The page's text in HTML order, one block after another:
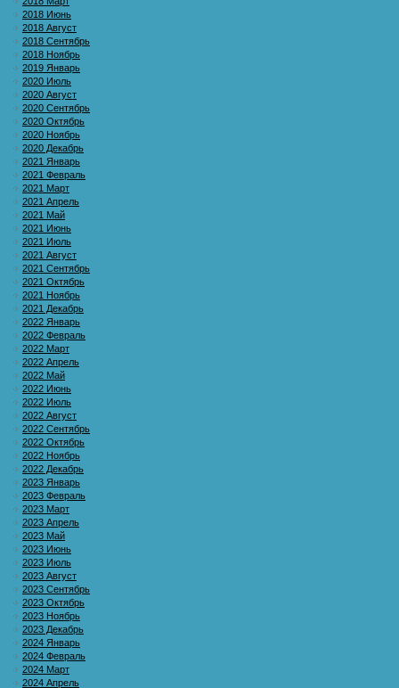
2018 Июнь
2018 Август
2018 Сентябрь
2018 Ноябрь
2019 Январь
2020 Июль
2020 Август
2020 Сентябрь
2020 Октябрь
2020 Ноябрь
2020 Декабрь
2021 Январь
2021 Февраль
2021 Март
2021 Апрель
2021 Май
2021 Июнь
2021 Июль
2021 Август
2021 Сентябрь
2021 Октябрь
2021 Ноябрь
2021 Декабрь
2022 Январь
2022 Февраль
2022 Март
2022 Апрель
2022 Май
2022 Июнь
2022 Июль
2022 Август
2022 Сентябрь
2022 Октябрь
2022 Ноябрь
2022 Декабрь
2023 Январь
2023 Февраль
2023 Март
2023 Апрель
2023 Май
2023 Июнь
2023 Июль
2023 Август
2023 Сентябрь
2023 Октябрь
2023 Ноябрь
2023 Декабрь
2024 Январь
2024 Февраль
2024 Март
2024 Апрель